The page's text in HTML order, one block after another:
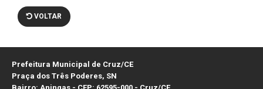
VOLTAR
Prefeitura Municipal de Cruz/CE
Praça dos Três Poderes, SN